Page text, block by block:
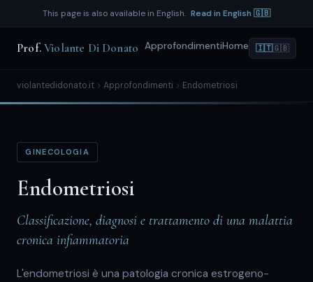
This page is also available in English. Read in English 🇬🇧
Prof.Violante Di Donato ApprofondimentiHome 🇮🇹🇬🇧
violantedidonato.it Approfondimenti Endometriosi
GINECOLOGIA
Endometriosi
Classificazione, diagnosi e trattamento di una malattia
cronica infiammatoria
L'endometriosi è una patologia cronica estrogeno-